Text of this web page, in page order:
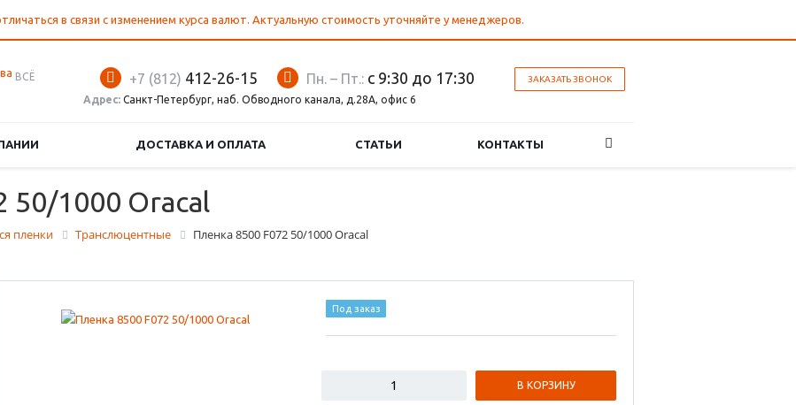
в связи с изменением курса валют. Актуальную стоимость уточняйте у менеджеров.
ВСЁ
ЗАКАЗАТЬ ЗВОНОК
Пн. – Пт.: с 9:30 до 17:30
+7 (812) 412-26-15
Адрес: Санкт-Петербург, наб. Обводного канала, д.28А, офис 6
ДОСТАВКА И ОПЛАТА СТАТЬИ КОНТАКТЫ
50/1000 Oracal
пленки Транслюцентные Пленка 8500 F072 50/1000 Oracal
Под заказ
В КОРЗИНУ